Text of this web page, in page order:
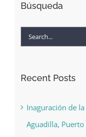
Búsqueda
Search
Recent Posts
Inaguración de
Aguadilla, Puerto